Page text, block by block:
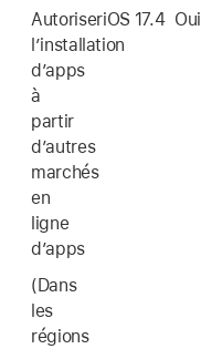
Autoriser
l’installation
d’apps
à
partir
d’autres
marchés
en
ligne
d’apps
(Dans
les
régions
iOS 17.4 Oui